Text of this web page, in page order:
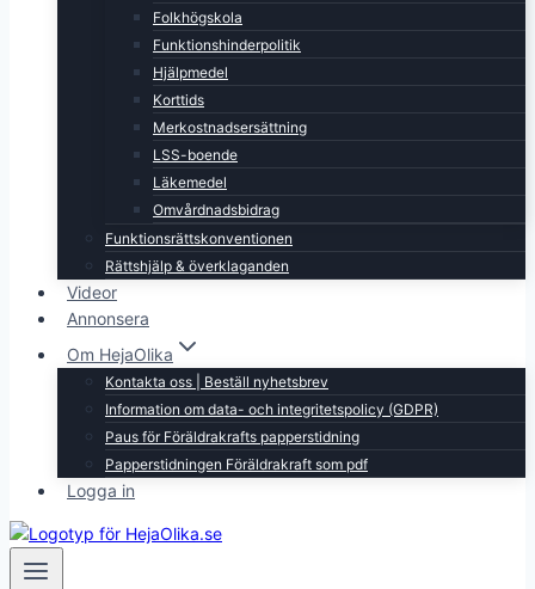
Folkhögskola
Funktionshinderpolitik
Hjälpmedel
Korttids
Merkostnadsersättning
LSS-boende
Läkemedel
Omvårdnadsbidrag
Funktionsrättskonventionen
Rättshjälp & överklaganden
Videor
Annonsera
Om HejaOlika
Kontakta oss | Beställ nyhetsbrev
Information om data- och integritetspolicy (GDPR)
Paus för Föräldrakrafts papperstidning
Papperstidningen Föräldrakraft som pdf
Logga in